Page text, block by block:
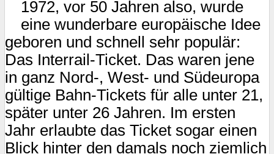
1972, vor 50 Jahren also, wurde
eine wunderbare europäische Idee
geboren und schnell sehr populär:
Das Interrail-Ticket. Das waren jene
in ganz Nord-, West- und Südeuropa
gültige Bahn-Tickets für alle unter 21,
später unter 26 Jahren. Im ersten
Jahr erlaubte das Ticket sogar einen
Blick hinter den damals noch ziemlich